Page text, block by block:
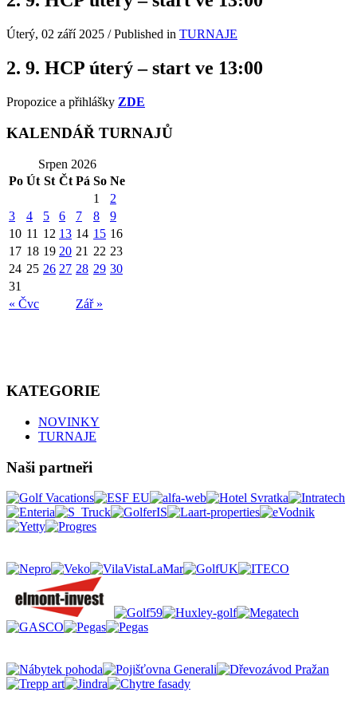
Úterý, 02 září 2025 /Published in TURNAJE
2. 9. HCP úterý – start ve 13:00
Propozice a přihlášky ZDE
KALENDÁŘ TURNAJŮ
Srpen 2026
Po Út St Čt Pá So Ne
« Čvc Zář »
1
2
3
4 5 6 7 8
9
10 11 12 13 14 15 16
17 18 19 20 21 22 23
24 25 26 27 28 29 30
31
KATEGORIE
NOVINKY
TURNAJE
Naši partneři